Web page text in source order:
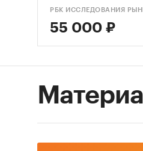
РБК ИССЛЕДОВАНИЯ
55 000 ₽